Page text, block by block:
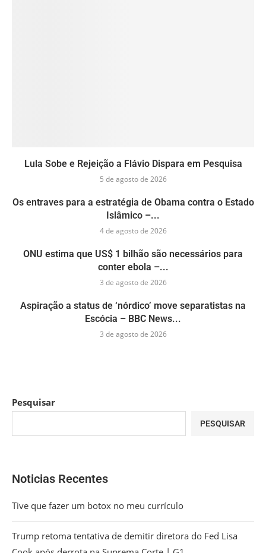
Lula Sobe e Rejeição a Flávio Dispara em Pesquisa
5 de agosto de 2026
Os entraves para a estratégia de Obama contra o Estado
Islâmico –...
4 de agosto de 2026
ONU estima que US$ 1 bilhão são necessários para
conter ebola –...
3 de agosto de 2026
Aspiração a status de ‘nórdico’ move separatistas na
Escócia – BBC News...
3 de agosto de 2026
Pesquisar
PESQUISAR
Noticias Recentes
Tive que fazer um botox no meu currículo
Trump retoma tentativa de demitir diretora do Fed Lisa